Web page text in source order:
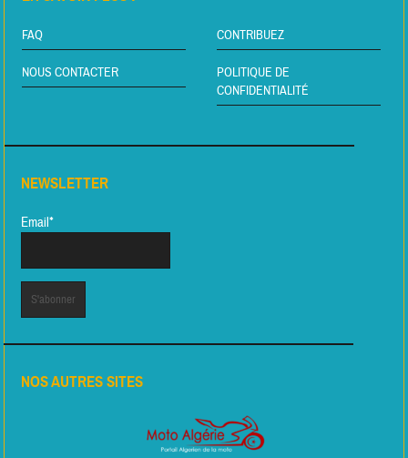
FAQ CONTRIBUEZ
NOUS CONTACTER
POLITIQUE DE
CONFIDENTIALITÉ
NEWSLETTER
Email*
NOS AUTRES SITES